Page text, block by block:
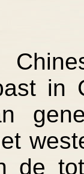
in
de